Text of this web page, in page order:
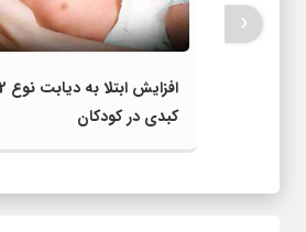
کبدی در کودکان
‹